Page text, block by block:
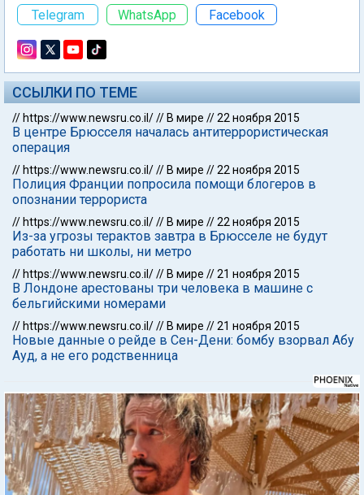
Telegram WhatsApp Facebook
ССЫЛКИ ПО ТЕМЕ
// https://www.newsru.co.il/// В мире //22 ноября 2015
В центре Брюсселя началась антитеррористическая
операция
// https://www.newsru.co.il/// В мире //22 ноября 2015
Полиция Франции попросила помощи блогеров в
опознании террориста
// https://www.newsru.co.il/// В мире //22 ноября 2015
Из-за угрозы терактов завтра в Брюсселе не будут
работать ни школы, ни метро
// https://www.newsru.co.il/// В мире //21 ноября 2015
В Лондоне арестованы три человека в машине с
бельгийскими номерами
// https://www.newsru.co.il/// В мире //21 ноября 2015
Новые данные о рейде в Сен-Дени: бомбу взорвал Абу
Ауд, а не его родственница